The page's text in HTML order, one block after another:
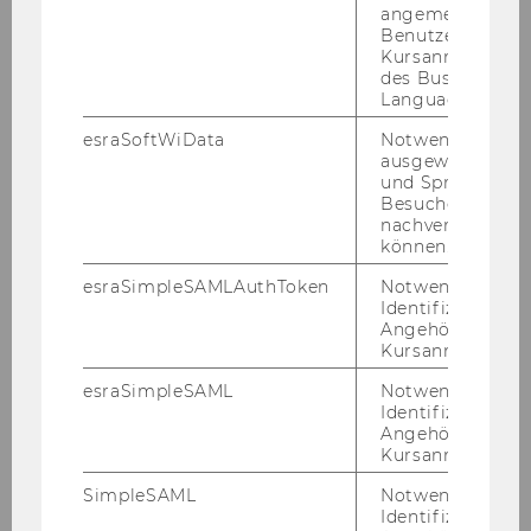
Moderation in einem ge­schütz­ten Rah­
men ge­sam­melt und ge­mein­sam re­flek­
Wis­sen, wie man die KonsenT-​
Moderation ganz prak­tisch im ei­ge­nen
angemeldeten
Benutzers im
des Business
Language
esraSoftWiData
Notwendig um
ausgewählte
und
Besuchers
nachverfolgen
können.
esraSimpleSAMLAuthToken
Notwendig zur
Identifizierung
Angehörige/r für
Kursanmeldung.
esraSimpleSAML
Notwendig zur
Identifizierung
Angehörige/r für
Kursanmeldung.
SimpleSAML
Notwendig zur
Identifizierung